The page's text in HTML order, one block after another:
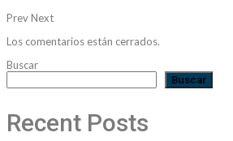
PrevNext
Los comentarios están cerrados.
Buscar
Buscar
Recent Posts